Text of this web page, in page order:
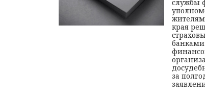
службы
жителям
края
за